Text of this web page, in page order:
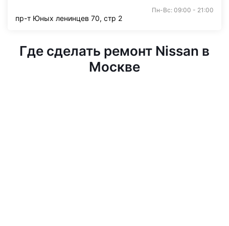
Пн-Вс: 09:00 - 21:00
пр-т Юных ленинцев 70, стр 2
Где сделать ремонт Nissan в
Москве